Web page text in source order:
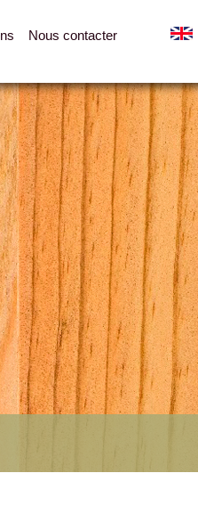
Nous contacter